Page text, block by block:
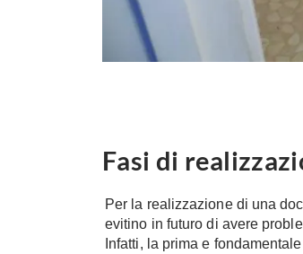
Fasi di
Per la realizzazione di una
evitino in futuro di avere
Infatti, la prima e